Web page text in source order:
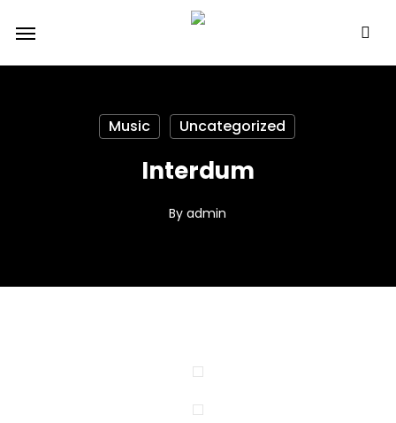
content
Menu
Music Uncategorized
Interdum
By admin